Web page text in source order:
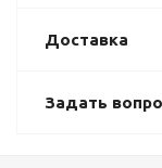
Доставка
Задать